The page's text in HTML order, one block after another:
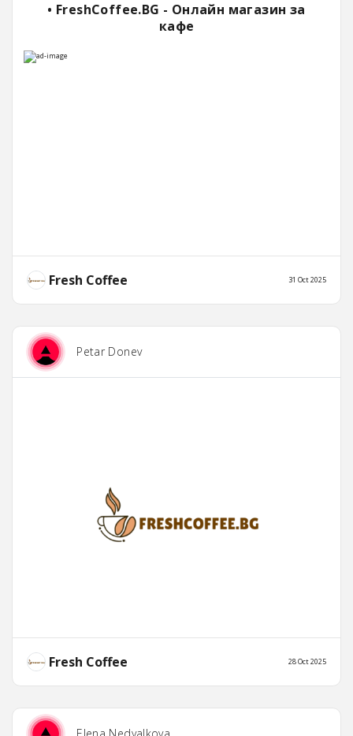
• FreshCoffee.BG - Онлайн магазин за
кафе
Fresh Coffee 31 Oct 2025
Petar Donev
Fresh Coffee 28 Oct 2025